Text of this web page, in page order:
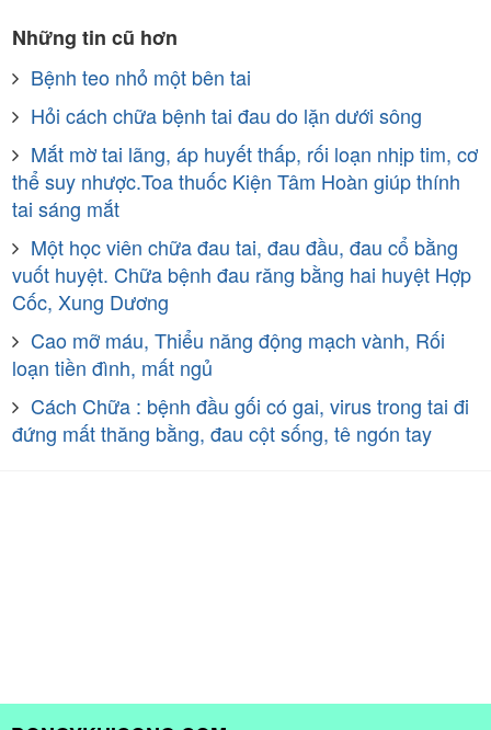
Những tin cũ hơn
Bệnh teo nhỏ một bên tai
Hỏi cách chữa bệnh tai đau do lặn dưới sông
Mắt mờ tai lãng, áp huyết thấp, rối loạn nhịp tim, cơ
thể suy nhược.Toa thuốc Kiện Tâm Hoàn giúp thính
tai sáng mắt
Một học viên chữa đau tai, đau đầu, đau cổ bằng
vuốt huyệt. Chữa bệnh đau răng bằng hai huyệt Hợp
Cốc, Xung Dương
Cao mỡ máu, Thiểu năng động mạch vành, Rối
loạn tiền đình, mất ngủ
Cách Chữa : bệnh đầu gối có gai, virus trong tai đi
đứng mất thăng bằng, đau cột sống, tê ngón tay